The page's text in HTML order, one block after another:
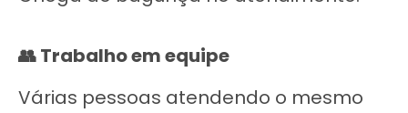
👥 Trabalho em equipe
Várias pessoas atendendo o mesmo